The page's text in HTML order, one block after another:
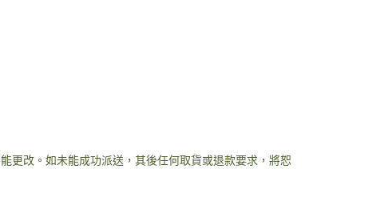
更改。如未能成功派送，其後任何取貨或退款要求，將恕